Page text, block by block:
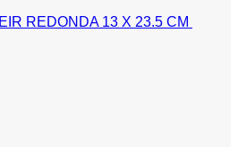
REDONDA 13 X 23.5 CM